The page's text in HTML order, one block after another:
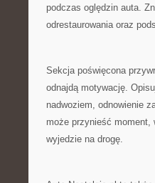
podczas oględzin auta.
odrestaurowania oraz
Sekcja poświęcona
odnajdą motywację.
nadwoziem, odnowienie
może przynieść
wyjedzie na drogę.